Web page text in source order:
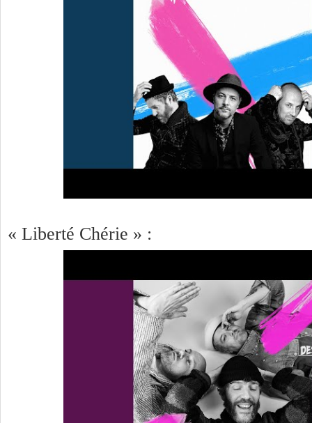
« Liberté Chérie » :